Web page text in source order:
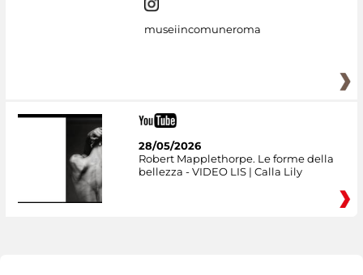
museiincomuneroma
28/05/2026
Robert Mapplethorpe. Le forme della
bellezza - VIDEO LIS | Calla Lily